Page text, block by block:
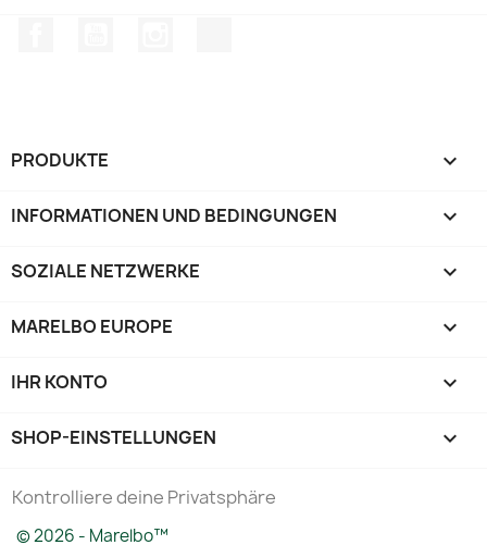
PRODUKTE 
INFORMATIONEN UND BEDINGUNGEN 
SOZIALE NETZWERKE 
MARELBO EUROPE 
IHR KONTO 
SHOP-EINSTELLUNGEN keyboard_arrow_down
Kontrolliere deine Privatsphäre
© 2026 - Marelbo™